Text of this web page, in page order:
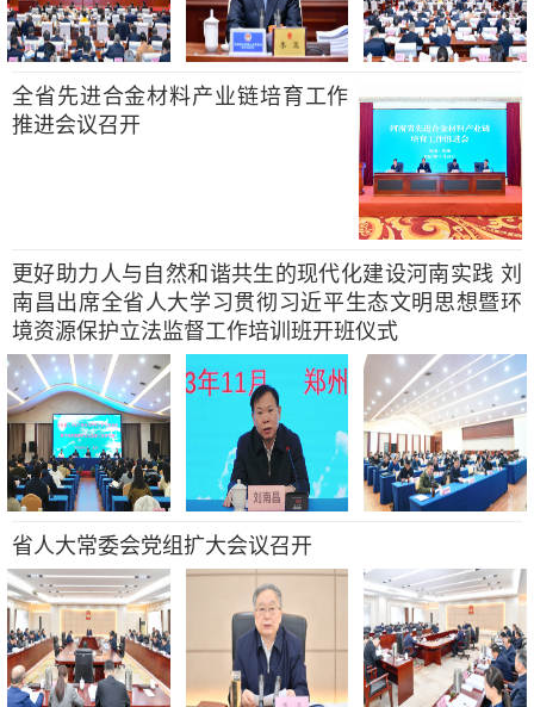
全省先进合金材料产业链培育工作
推进会议召开
更好助力人与自然和谐共生的现代化建设河南实践 刘
南昌出席全省人大学习贯彻习近平生态文明思想暨环
境资源保护立法监督工作培训班开班仪式
省人大常委会党组扩大会议召开